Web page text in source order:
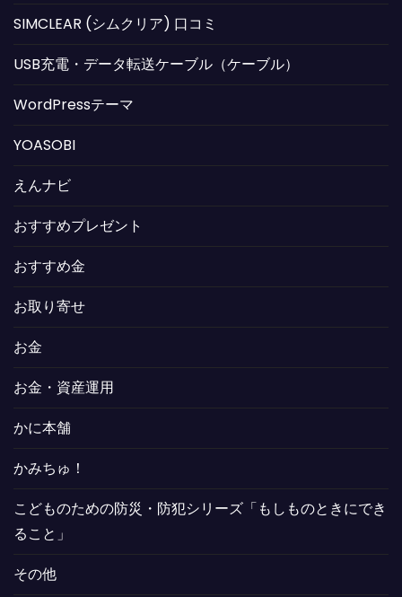
SIMCLEAR (シムクリア) 口コミ
USB充電・データ転送ケーブル（ケーブル）
WordPressテーマ
YOASOBI
えんナビ
おすすめプレゼント
おすすめ金
お取り寄せ
お金
お金・資産運用
かに本舗
かみちゅ！
こどものための防災・防犯シリーズ「もしものときにでき
ること」
その他